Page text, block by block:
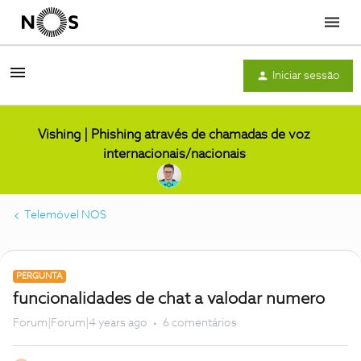
Menu
Iniciar sessão
Vishing | Phishing através de chamadas de voz
internacionais/nacionais
Telemóvel NOS
PERGUNTA
funcionalidades de chat a valodar numero
Forum|Forum|4 years ago 6 comentários